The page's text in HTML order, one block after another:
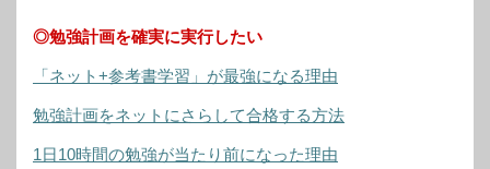
◎勉強計画を確実に実行したい
「ネット+参考書学習」が最強になる理由
勉強計画をネットにさらして合格する方法
1日10時間の勉強が当たり前になった理由